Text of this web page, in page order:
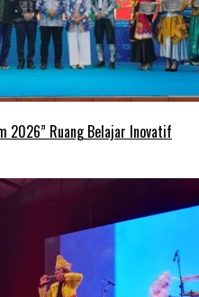
2026” Ruang Belajar Inovatif